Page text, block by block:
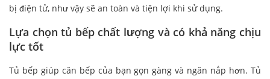
bị điện tử, như vậy sẽ an toàn và tiện lợi khi sử dụng.
Lựa chọn tủ bếp chất lượng và có khả năng chịu
lực tốt
Tủ bếp giúp căn bếp của bạn gọn gàng và ngăn nắp hơn. Tủ